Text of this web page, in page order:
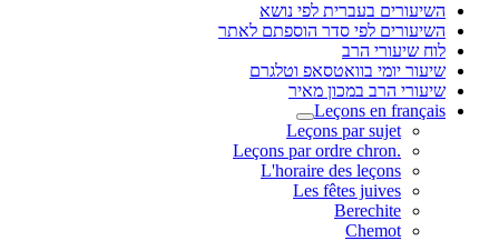
השיעורים בעברית לפי נושא
השיעורים לפי סדר הוספתם לאתר
לוח שיעורי הרב
שיעור יומי בוואטסאפ וטלגרם
שיעורי הרב במכון מאיר
Leçons en français
Leçons par sujet
.Leçons par ordre chron
L'horaire des leçons
Les fêtes juives
Berechite
Chemot